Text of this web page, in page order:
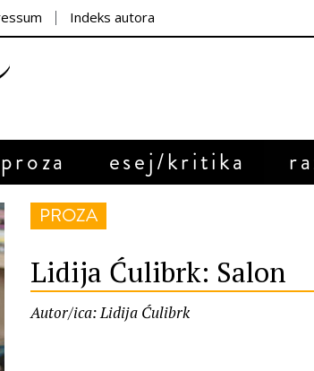
Indeks autora
proza esej/kritika
PROZA
Lidija Ćulibrk: Salon
Autor/ica: Lidija Ćulibrk